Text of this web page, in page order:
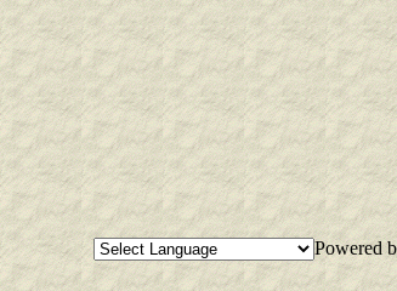
Powered